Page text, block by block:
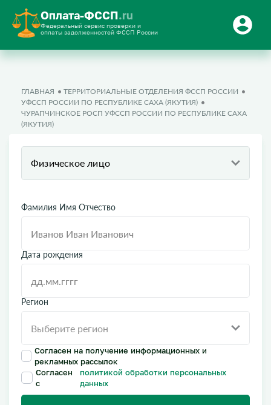
Оплата-ФССП.ru
Федеральный сервис проверки и
оплаты задолженностей ФССП России
ГЛАВНАЯ
ТЕРРИТОРИАЛЬНЫЕ ОТДЕЛЕНИЯ ФССП РОССИИ
УФССП РОССИИ ПО РЕСПУБЛИКЕ САХА (ЯКУТИЯ)
ЧУРАПЧИНСКОЕ РОСП УФССП РОССИИ ПО РЕСПУБЛИКЕ САХА
(ЯКУТИЯ)
Физическое лицо
Фамилия Имя Отчество
Дата рождения
Регион
Согласен на получение информационных и
рекламных рассылок
Согласен
с
политикой обработки персональных
данных